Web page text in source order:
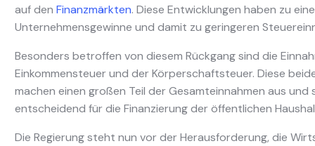
auf denFinanzmärkten. Diese Entwicklungen haben zu
Unternehmensgewinne und damit zu geringeren
Besonders betroffen von diesem Rückgang sind die
Einkommensteuer und der Körperschaftsteuer. Diese
machen einen großen Teil der Gesamteinnahmen aus und
entscheidend für die Finanzierung der öffentlichen
Die Regierung steht nun vor der Herausforderung, die